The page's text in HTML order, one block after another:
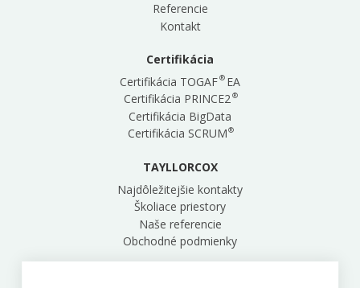
Referencie
Kontakt
Certifikácia
Certifikácia TOGAF®EA
Certifikácia PRINCE2®
Certifikácia BigData
Certifikácia SCRUM®
TAYLLORCOX
Najdôležitejšie kontakty
Školiace priestory
Naše referencie
Obchodné podmienky